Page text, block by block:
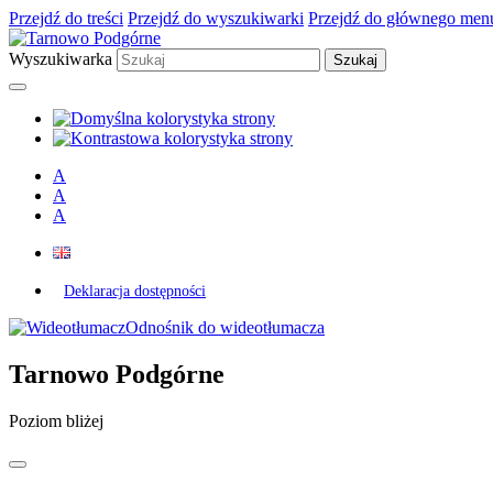
Przejdź do treści Przejdź do wyszukiwarki Przejdź do głównego
Wyszukiwarka
A
A
A
Deklaracja dostępności
Odnośnik do wideotłumacza
Tarnowo Podgórne
Poziom bliżej